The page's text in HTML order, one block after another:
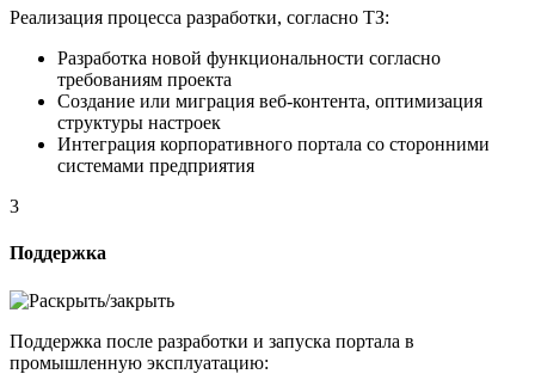
Реализация процесса разработки, согласно ТЗ:
Разработка новой функциональности согласно
требованиям проекта
Создание или миграция веб-контента, оптимизация
структуры настроек
Интеграция корпоративного портала со сторонними
системами предприятия
3
Поддержка
Поддержка после разработки и запуска портала в
промышленную эксплуатацию: